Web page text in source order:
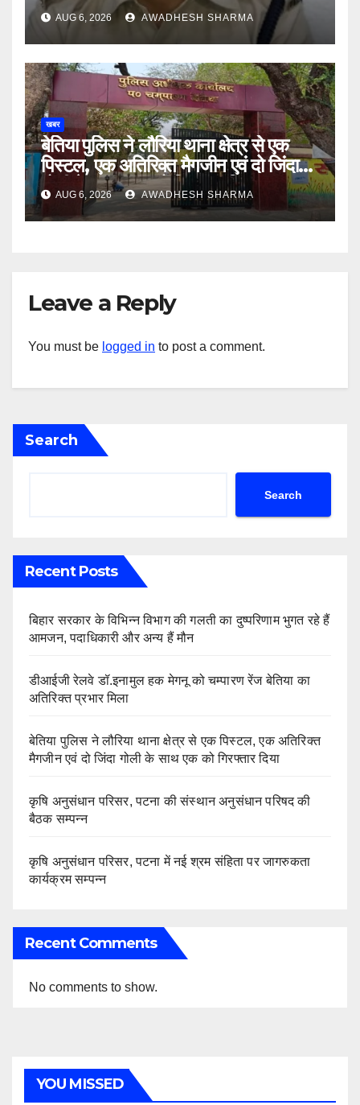
AUG 6, 2026 AWADHESH SHARMA
खबर
बेतिया पुलिस ने लौरिया थाना क्षेत्र से एक
पिस्टल, एक अतिरिक्त मैगजीन एवं दो जिंदा
गोली के साथ एक को गिरफ्तार दिया
AUG 6, 2026 AWADHESH SHARMA
Leave a Reply
You must be logged in to post a comment.
Search
Search
Recent Posts
बिहार सरकार के विभिन्न विभाग की गलती का दुष्परिणाम भुगत रहे हैं
आमजन, पदाधिकारी और अन्य हैं मौन
डीआईजी रेलवे डॉ.इनामुल हक मेगनू को चम्पारण रेंज बेतिया का
अतिरिक्त प्रभार मिला
बेतिया पुलिस ने लौरिया थाना क्षेत्र से एक पिस्टल, एक अतिरिक्त
मैगजीन एवं दो जिंदा गोली के साथ एक को गिरफ्तार दिया
कृषि अनुसंधान परिसर, पटना की संस्थान अनुसंधान परिषद की
बैठक सम्पन्न
कृषि अनुसंधान परिसर, पटना में नई श्रम संहिता पर जागरुकता
कार्यक्रम सम्पन्न
Recent Comments
No comments to show.
YOU MISSED